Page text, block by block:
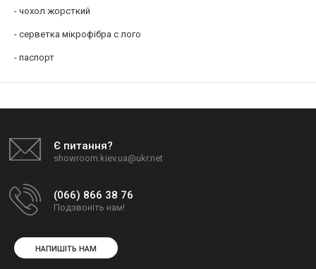
- чохол жорсткий
- серветка мікрофібра c лого
- паспорт
Є питання?
showroom.kiev.ua@ukr.net
(066) 866 38 76
Подзвоніть нам!
НАПИШІТЬ НАМ